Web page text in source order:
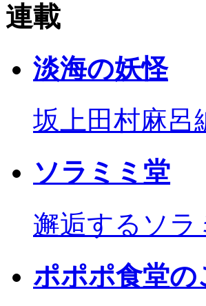
連載
淡海の妖怪
坂上田村麻呂
ソラミミ堂
邂逅するソラ
ポポポ食堂の